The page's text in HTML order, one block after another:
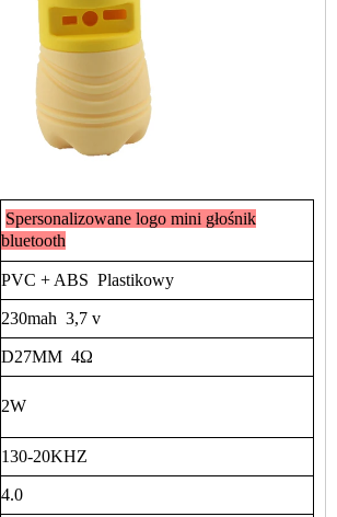
Spersonalizowane logo mini głośnik
bluetooth
PVC + ABS Plastikowy
230mah 3,7 v
D27MM 4Ω
2W
130-20KHZ
4.0